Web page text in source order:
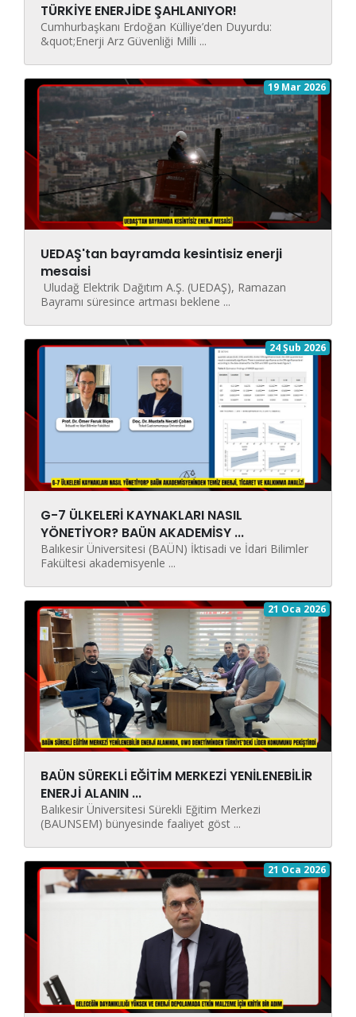
TÜRKİYE ENERJİDE ŞAHLANIYOR!
Cumhurbaşkanı Erdoğan Külliye’den Duyurdu:
&quot;Enerji Arz Güvenliği Milli ...
19 Mar 2026
UEDAŞ'tan bayramda kesintisiz enerji
mesaisi
Uludağ Elektrik Dağıtım A.Ş. (UEDAŞ), Ramazan
Bayramı süresince artması beklene ...
24 Şub 2026
G-7 ÜLKELERİ KAYNAKLARI NASIL
YÖNETİYOR? BAÜN AKADEMİSY ...
Balıkesir Üniversitesi (BAÜN) İktisadi ve İdari Bilimler
Fakültesi akademisyenle ...
21 Oca 2026
BAÜN SÜREKLİ EĞİTİM MERKEZİ YENİLENEBİLİR
ENERJİ ALANIN ...
Balıkesir Üniversitesi Sürekli Eğitim Merkezi
(BAUNSEM) bünyesinde faaliyet göst ...
21 Oca 2026